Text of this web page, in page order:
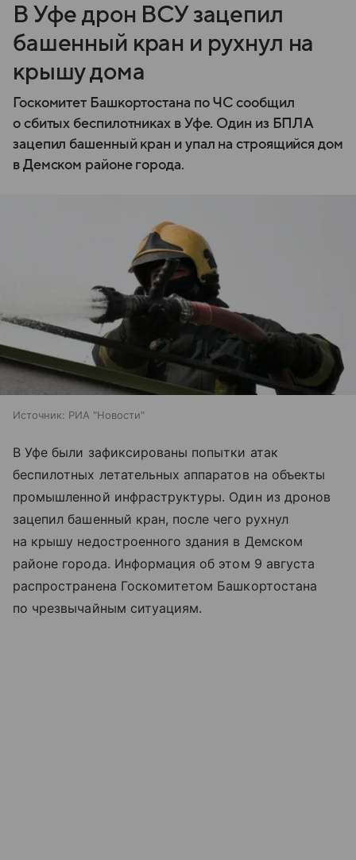
В Уфе дрон ВСУ зацепил
башенный кран и рухнул на
крышу дома
Госкомитет Башкортостана по ЧС сообщил
о сбитых беспилотниках в Уфе. Один из БПЛА
зацепил башенный кран и упал на строящийся дом
в Демском районе города.
Источник: РИА "Новости"
В Уфе были зафиксированы попытки атак
беспилотных летательных аппаратов на объекты
промышленной инфраструктуры. Один из дронов
зацепил башенный кран, после чего рухнул
на крышу недостроенного здания в Демском
районе города. Информация об этом 9 августа
распространена Госкомитетом Башкортостана
по чрезвычайным ситуациям.